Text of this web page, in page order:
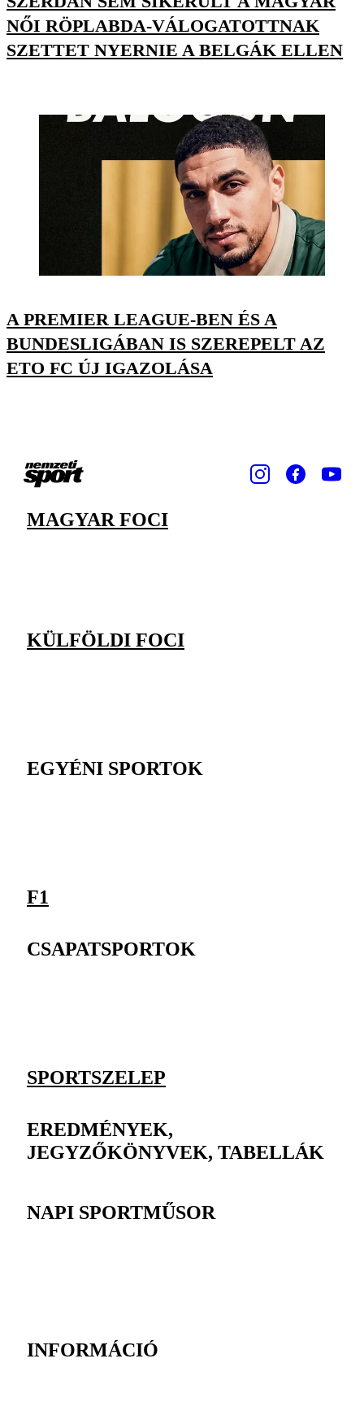
NŐI RÖPLABDA-VÁLOGATOTTNAK
SZETTET NYERNIE A BELGÁK ELLEN
A PREMIER LEAGUE-BEN ÉS A
BUNDESLIGÁBAN IS SZEREPELT AZ
ETO FC ÚJ IGAZOLÁSA
MAGYAR FOCI
KÜLFÖLDI FOCI
EGYÉNI SPORTOK
F1
CSAPATSPORTOK
SPORTSZELEP
EREDMÉNYEK,
JEGYZŐKÖNYVEK, TABELLÁK
NAPI SPORTMŰSOR
INFORMÁCIÓ